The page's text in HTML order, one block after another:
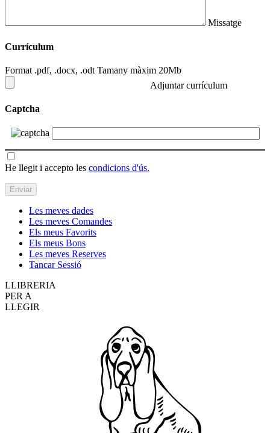
Missatge
Currículum
Format .pdf, .docx, .odt Tamany màxim 20Mb
Adjuntar currículum
Captcha
He llegit i accepto les condicions d'ús.
Les meves dades
Les meves Comandes
Els meus Favorits
Els meus Bons
Les meves Reserves
Tancar Sessió
LLIBRERIA
PER A
LLEGIR